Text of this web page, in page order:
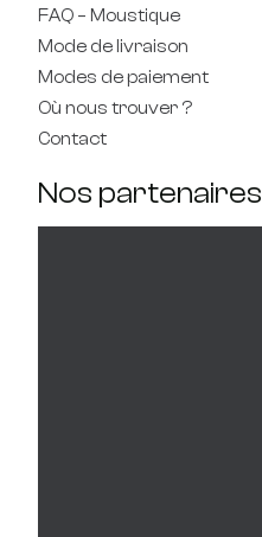
FAQ – Moustique
Mode de livraison
Modes de paiement
Où nous trouver ?
Contact
Nos partenaires